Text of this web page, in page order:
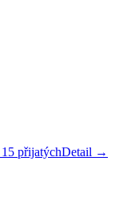
15 přijatýchDetail →